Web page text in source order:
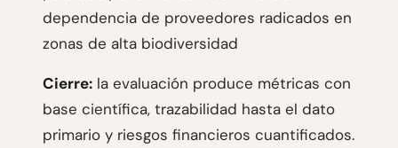
dependencia de proveedores radicados en
zonas de alta biodiversidad
Cierre: la evaluación produce métricas con
base científica, trazabilidad hasta el dato
primario y riesgos financieros cuantificados.